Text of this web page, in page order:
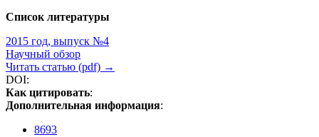
Список литературы
2015 год, выпуск №4
Научный обзор
Читать статью (pdf) →
DOI:
Как цитировать:
Дополнительная информация:
8693